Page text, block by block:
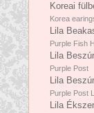
Koreai
Korea
Lila
Purple Fish
Lila
Purple Post
Lila
Purple Post
Lila